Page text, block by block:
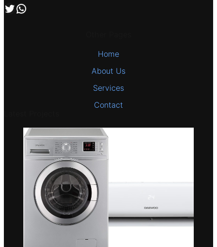
تابعنا علي صفحة التويتر اتصل بنا علي طريق الوتساب
Home
About Us
Services
Contact